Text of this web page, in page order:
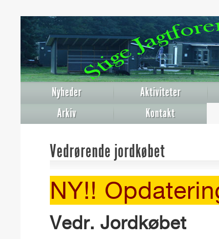
Nyheder
Aktiviteter
Arkiv
Kontakt
Vedrørende jordkøbet
NY!!
Vedr. Jordkøbet